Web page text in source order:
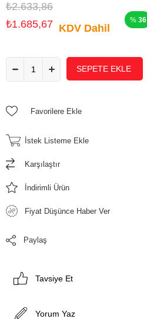
₺2.633,86
KDV Dahil
₺1.685,67 36
Favorilere Ekle
İstek Listeme Ekle
Karşılaştır
İndirimli Ürün
Fiyat Düşünce Haber Ver
Paylaş
Tavsiye Et
Yorum Yaz